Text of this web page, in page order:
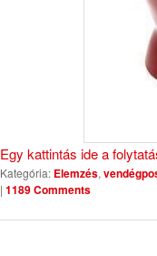
Egy kattintás ide a
Kategória: Elemzés,
| 1189 Comments